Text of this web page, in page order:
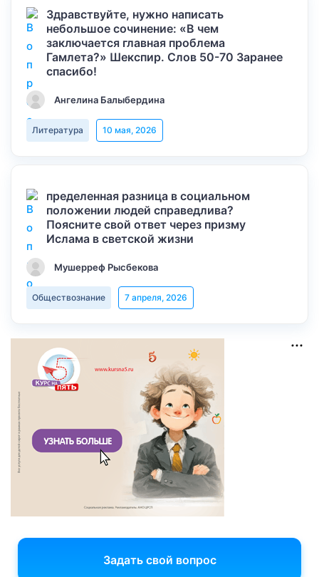
Здравствуйте, нужно написать
небольшое сочинение: «В чем
заключается главная проблема
Гамлета?» Шекспир. Слов 50-70 Заранее
спасибо!
Ангелина Балыбердина
Литература 10 мая, 2026
пределенная разница в социальном
положении людей справедлива?
Поясните свой ответ через призму
Ислама в светской жизни
Мушерреф Рысбекова
Обществознание 7 апреля, 2026
Задать свой вопрос